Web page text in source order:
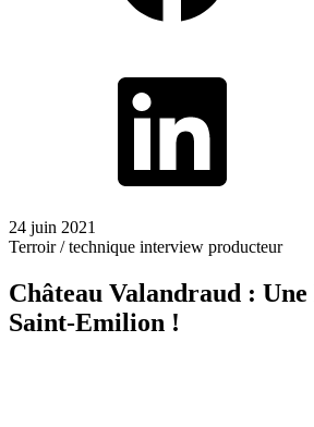
24 juin 2021
Terroir / technique interview producteur
Château Valandraud :
Saint-Emilion !